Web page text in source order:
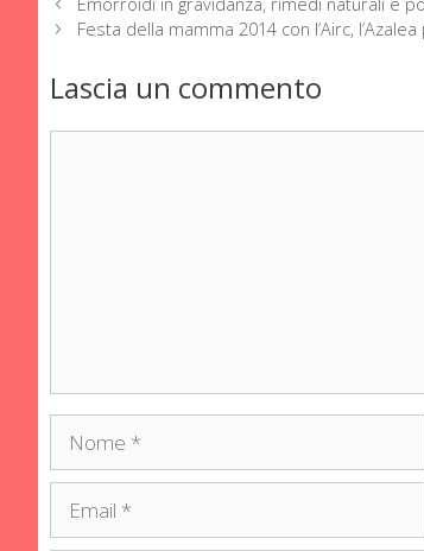
Festa della mamma 2014 con l’Airc,
Lascia un commento
Nome
Email